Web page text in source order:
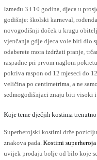
Između 3 i 10 godina, djeca u
godišnje: školski karneval,
novogodišnji doček u krugu
vjenčanja gdje djeca vole biti dio
odaberete mora izdržati pranje,
raspadne pri prvom naglom
pokriva raspon od 12 mjeseci do
veličina po centimetrima, a ne
sedmogodišnjaci znaju biti visoki i
Koje teme dječjih kostima
Superherojski kostimi drže
znakova pada. Kostimi superheroja
uvijek prodaju bolje od bilo koje